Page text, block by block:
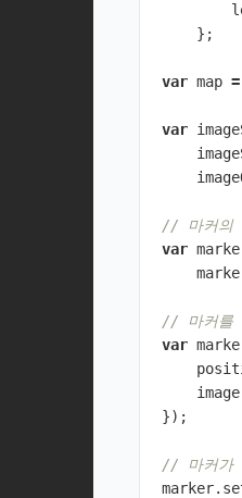
};
var map =
var
// 마커의
var
// 마커를
var
image
});
// 마커가
marker.